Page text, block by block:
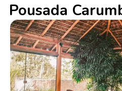
Pousada